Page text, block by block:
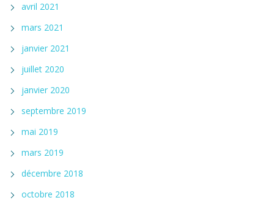
avril 2021
mars 2021
janvier 2021
juillet 2020
janvier 2020
septembre 2019
mai 2019
mars 2019
décembre 2018
octobre 2018